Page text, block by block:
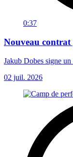
0:37
Nouveau
Jakub Dobes signe
02 juil. 2026